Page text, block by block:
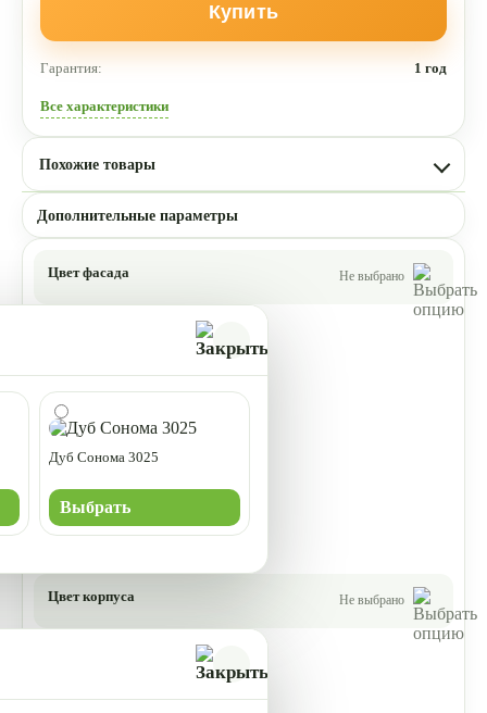
Купить
Гарантия: 1 год
Все характеристики
Похожие товары
Дополнительные параметры
Цвет фасада Не выбрано
Дуб Сонома 3025
Выбрать
Цвет корпуса Не выбрано